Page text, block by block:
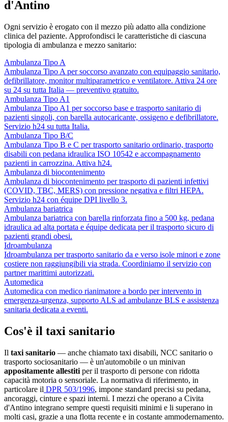
d'Antino
Ogni servizio è erogato con il mezzo più adatto alla condizione
clinica del paziente. Approfondisci le caratteristiche di ciascuna
tipologia di ambulanza e mezzo sanitario:
Ambulanza Tipo A
Ambulanza Tipo A per soccorso avanzato con equipaggio sanitario,
defibrillatore, monitor multiparametrico e ventilatore. Attiva 24 ore
su 24 su tutta Italia — preventivo gratuito.
Ambulanza Tipo A1
Ambulanza Tipo A1 per soccorso base e trasporto sanitario di
pazienti singoli, con barella autocaricante, ossigeno e defibrillatore.
Servizio h24 su tutta Italia.
Ambulanza Tipo B/C
Ambulanza Tipo B e C per trasporto sanitario ordinario, trasporto
disabili con pedana idraulica ISO 10542 e accompagnamento
pazienti in carrozzina. Attiva h24.
Ambulanza di biocontenimento
Ambulanza di biocontenimento per trasporto di pazienti infettivi
(COVID, TBC, MERS) con pressione negativa e filtri HEPA.
Servizio h24 con équipe DPI livello 3.
Ambulanza bariatrica
Ambulanza bariatrica con barella rinforzata fino a 500 kg, pedana
idraulica ad alta portata e équipe dedicata per il trasporto sicuro di
pazienti grandi obesi.
Idroambulanza
Idroambulanza per trasporto sanitario da e verso isole minori e zone
costiere non raggiungibili via strada. Coordiniamo il servizio con
partner marittimi autorizzati.
Automedica
Automedica con medico rianimatore a bordo per intervento in
emergenza-urgenza, supporto ALS ad ambulanze BLS e assistenza
sanitaria dedicata a eventi.
Cos'è il taxi sanitario
Il taxi sanitario — anche chiamato taxi disabili, NCC sanitario o
trasporto sociosanitario — è un'automobile o un minivan
appositamente allestiti per il trasporto di persone con ridotta
capacità motoria o sensoriale. La normativa di riferimento, in
particolare il DPR 503/1996, impone standard precisi su pedana,
ancoraggi, cinture e spazi interni. I mezzi che operano a Civita
d'Antino integrano sempre questi requisiti minimi e li superano in
molti casi, grazie a una flotta recente e in costante ammodernamento.